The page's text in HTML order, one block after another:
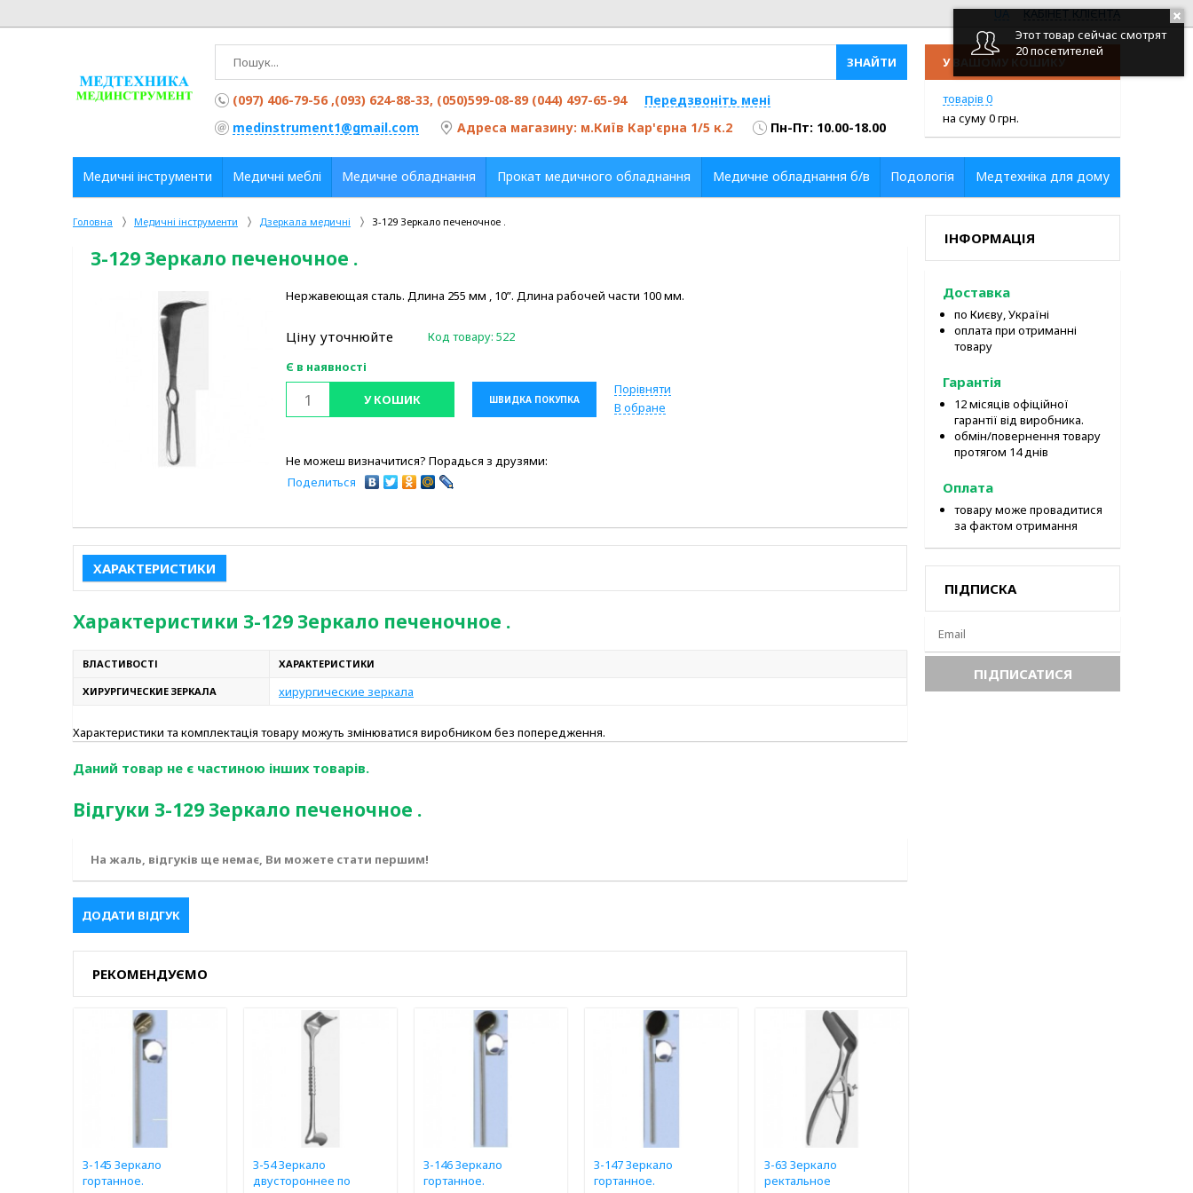
Головна Медичні інструменти Дзеркала медичні З-129 Зеркало печеночное .
З-129 Зеркало печеночное .
Нержавеющая сталь. Длина 255 мм , 10”. Длина рабочей части 100 мм.
Ціну уточнюйте Код товару: 522
Є в наявності
У КОШИК ШВИДКА ПОКУПКА
Порівняти
В обране
Не можеш визначитися? Порадься з друзями:
Поделиться
ХАРАКТЕРИСТИКИ
Характеристики З-129 Зеркало печеночное .
ВЛАСТИВОСТІ ХАРАКТЕРИСТИКИ
ХИРУРГИЧЕСКИЕ ЗЕРКАЛА хирургические зеркала
Характеристики та комплектація товару можуть змінюватися виробником без попередження.
Даний товар не є частиною інших товарів.
Відгуки З-129 Зеркало печеночное .
На жаль, відгуків ще немає, Ви можете стати першим!
ДОДАТИ ВІДГУК
РЕКОМЕНДУЄМО
З-145 Зеркало
гортанное.
З-54 Зеркало
двустороннее по
З-146 Зеркало
гортанное.
З-147 Зеркало
гортанное.
З-63 Зеркало
ректальное
ІНФОРМАЦІЯ
Доставка
по Києву, Україні
оплата при отриманні
товару
Гарантія
12 місяців офіційної
гарантії від виробника.
обмін/повернення товару
протягом 14 днів
Оплата
товару може провадитися
за фактом отримання
ПІДПИСКА
UA КАБІНЕТ КЛІЄНТА
(097) 406-79-56 ,(093) 624-88-33, (050)599-08-89 (044) 497-65-94
Передзвоніть мені
medinstrument1@gmail.com
Адреса магазину: м.Київ Кар'єрна 1/5 к.2 Пн-Пт: 10.00-18.00
У ВАШОМУ КОШИКУ
ПЕРЕЙТИ У КОШИК
товарів 0
на суму0грн.
Медичні інструменти Медичні меблі Медичне обладнання Прокат медичного обладнання Медичне обладнання б/в Подологія Медтехніка для дому
Этот товар сейчас смотрят
20 посетителей